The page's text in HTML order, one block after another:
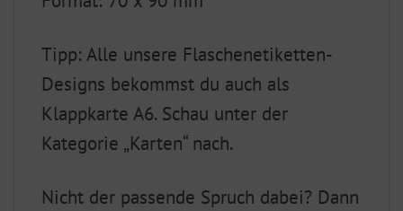
Tipp: Alle unsere Flaschenetiketten-
Designs bekommst du auch als
Klappkarte A6. Schau unter der
Kategorie „Karten“ nach.
Nicht der passende Spruch dabei? Dann